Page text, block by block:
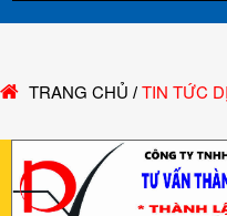
TRANG CHỦ / TIN TỨC